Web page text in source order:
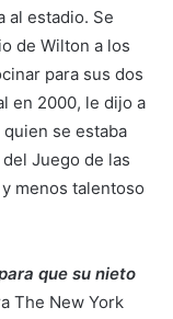
al estadio. Se
de Wilton a los
para sus dos
en 2000, le dijo a
se estaba
Juego de las
menos talentoso
que su nieto
The New York